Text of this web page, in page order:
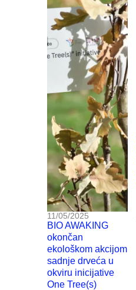
11/05/2025
BIO AWAKING
okončan
ekološkom akcijom
sadnje drveća u
okviru inicijative
One Tree(s)